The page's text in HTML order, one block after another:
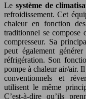
Le système de
refroidissement. Cet
chaleur en fonction
traditionnel se compose
compresseur. Sa
peut également
réfrigération. Son
pompe à chaleur air/air.
conventionnels et
utilisent le même
C’est-à-dire qu’ils